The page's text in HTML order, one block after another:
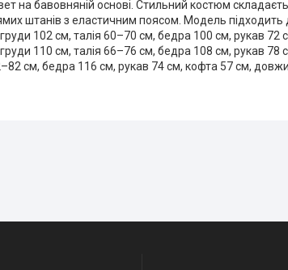
на бавовняній основі. Стильний костюм
штанів з еластичним поясом. Модель підходить
102 см, талія 60–70 см, бедра 100 см, рукав
110 см, талія 66–76 см, бедра 108 см, рукав
см, бедра 116 см, рукав 74 см, кофта 57 см,